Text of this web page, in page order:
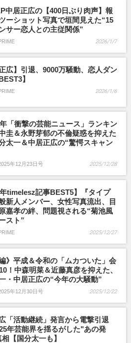
中居正広の【400日ぶり肉声】報
ーショット写真で垣間見えた“15
サー恋人との主従関係”
2026/1/7
正広】引退、9000万騒動、恋人ダン
】
2026/1/6
年「衝撃の芸能ニュース」ランキン
圭＆永野芽郁の不倫疑惑を抑えた
太一＆中居正広の“驚愕スキャン
年12月23日号 2025/12/28
年timelesz記事BEST5】『タイプ
新人メンバー、女性写真流出、目
嘉孝の絆、問題視される“菊池風
スト”
2025/12/27
編》平成＆令和の「ムカついた」会
！中森明菜＆近藤真彦を抑えた、
・中居正広の“今年の大騒動”
年12月30日号 2025/12/22
「活動継続」発言から電撃引退
年芸能界を揺るがした"あの発
【国分太一も】